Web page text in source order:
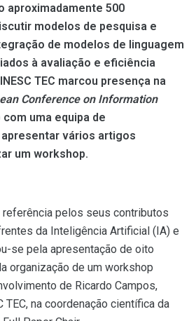
aproximadamente 500
modelos de pesquisa e
de modelos de linguagem
à avaliação e eficiência
TEC marcou presença na
Conference on Information
com uma equipa de
vários artigos
um workshop.
referência pelos seus contributos
da Inteligência Artificial (IA) e
se pela apresentação de oito
organização de um workshop
de Ricardo Campos,
TEC, na coordenação científica da